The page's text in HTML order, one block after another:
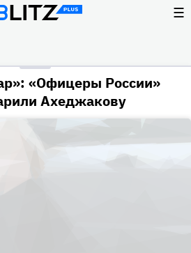
☰
«Офицеры России»
Ахеджакову